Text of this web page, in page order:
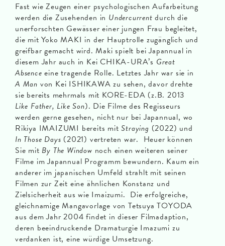
Fast wie Zeugen einer psychologischen Aufarbeitung
werden die Zusehenden in Undercurrent durch die
unerforschten Gewässer einer jungen Frau begleitet,
die mit Yoko MAKI in der Hauptrolle zugänglich und
greifbar gemacht wird. Maki spielt bei Japannual in
diesem Jahr auch in Kei CHIKA-URA’s Great
Absence eine tragende Rolle. Letztes Jahr war sie in
A Man von Kei ISHIKAWA zu sehen, davor drehte
sie bereits mehrmals mit KORE-EDA (z.B. 2013
Like Father, Like Son). Die Filme des Regisseurs
werden gerne gesehen, nicht nur bei Japannual, wo
Rikiya IMAIZUMI bereits mitStraying (2022) und
In Those Days (2021) vertreten war. Heuer können
Sie mit By The Window noch einen weiteren seiner
Filme im Japannual Programm bewundern. Kaum ein
anderer im japanischen Umfeld strahlt mit seinen
Filmen zur Zeit eine ähnlichen Konstanz und
Zielsicherheit aus wie Imaizumi. Die erfolgreiche,
gleichnamige Mangavorlage von Tetsuya TOYODA
aus dem Jahr 2004 findet in dieser Filmadaption,
deren beeindruckende Dramaturgie Imazumi zu
verdanken ist, eine würdige Umsetzung.